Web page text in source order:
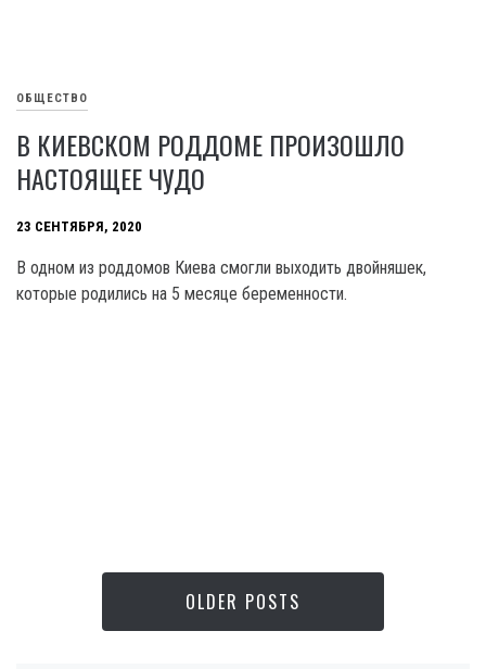
ОБЩЕСТВО
В КИЕВСКОМ РОДДОМЕ ПРОИЗОШЛО
НАСТОЯЩЕЕ ЧУДО
23 СЕНТЯБРЯ, 2020
В одном из роддомов Киева смогли выходить двойняшек,
которые родились на 5 месяце беременности.
OLDER POSTS